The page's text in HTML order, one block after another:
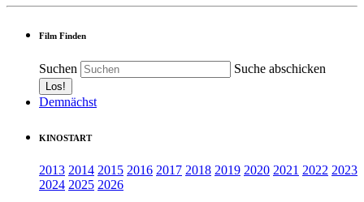
Film Finden
Suchen Suche abschicken
Demnächst
KINOSTART
2013 2014 2015 2016 2017 2018 2019 2020 2021 2022 2023
2024 2025 2026